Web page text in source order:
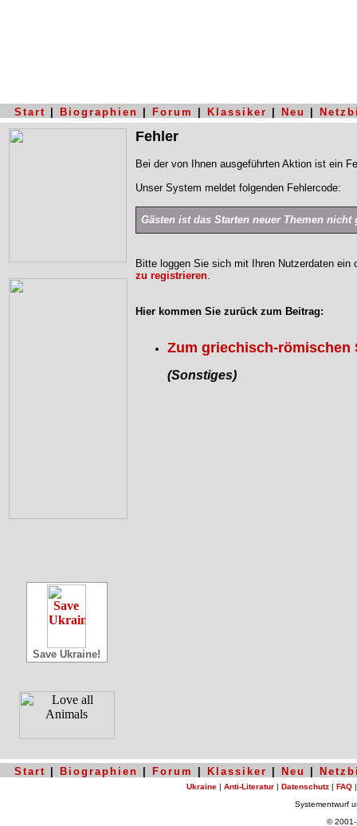
Start Biographien Forum Klassiker Neu
Save Ukraine!
Fehler
Bei der von Ihnen ausgeführten Aktion ist ein
Unser System meldet folgenden Fehlercode:
Gästen ist das Starten neuer Themen nicht
Bitte loggen Sie sich mit Ihren Nutzerdaten
zu registrieren.
Hier kommen Sie zurück zum Beitrag:
Zum griechisch-römischen
(Sonstiges)
Start Biographien Forum Klassiker Neu
Ukraine | Anti-Literatur | Datenschutz | FAQ
Systementwurf
©